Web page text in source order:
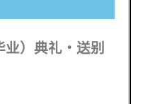
）典礼・送别